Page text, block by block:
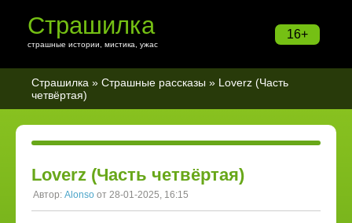
16+
Страшилка
страшные истории, мистика, ужас
Страшилка » Страшные рассказы » Loverz (Часть
четвёртая)
Loverz (Часть четвёртая)
Автор: Alonso от 28-01-2025, 16:15